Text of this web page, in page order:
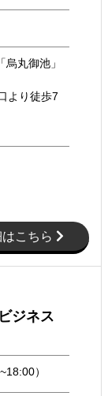
丸御池」
より徒歩7
こちら
ジネス
）